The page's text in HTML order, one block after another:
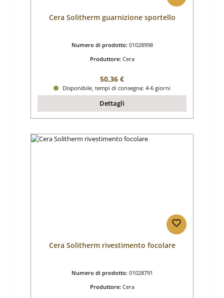
Cera Solitherm guarnizione sportello
Numero di prodotto: 01028998
Produttore: Cera
Prezzo normale:
50,36 €
Disponibile, tempi di consegna: 4-6 giorni
Dettagli
Cera Solitherm rivestimento focolare
Numero di prodotto: 01028791
Produttore: Cera